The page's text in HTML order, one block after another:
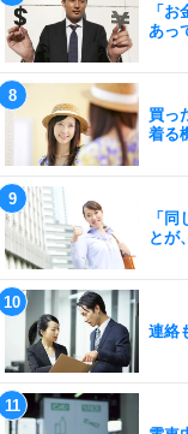
「
あっ
買っ
着る
「
とが
連絡